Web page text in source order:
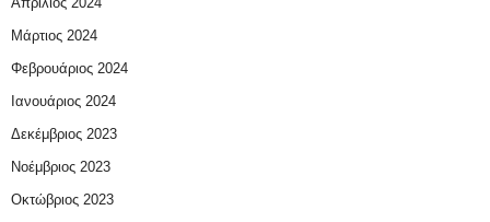
Μάρτιος 2024
Φεβρουάριος 2024
Ιανουάριος 2024
Δεκέμβριος 2023
Νοέμβριος 2023
Οκτώβριος 2023